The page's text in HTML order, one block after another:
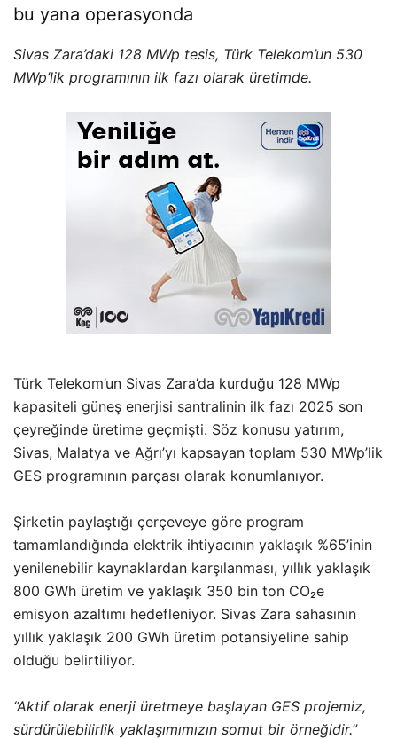
bu yana operasyonda
Sivas Zara’daki 128 MWp tesis, Türk Telekom’un 530
MWp’lik programının ilk fazı olarak üretimde.
Türk Telekom’un Sivas Zara’da kurduğu 128 MWp
kapasiteli güneş enerjisi santralinin ilk fazı 2025 son
çeyreğinde üretime geçmişti. Söz konusu yatırım,
Sivas, Malatya ve Ağrı’yı kapsayan toplam 530 MWp’lik
GES programının parçası olarak konumlanıyor.
Şirketin paylaştığı çerçeveye göre program
tamamlandığında elektrik ihtiyacının yaklaşık %65’inin
yenilenebilir kaynaklardan karşılanması, yıllık yaklaşık
800 GWh üretim ve yaklaşık 350 bin ton CO₂e
emisyon azaltımı hedefleniyor. Sivas Zara sahasının
yıllık yaklaşık 200 GWh üretim potansiyeline sahip
olduğu belirtiliyor.
“Aktif olarak enerji üretmeye başlayan GES projemiz,
sürdürülebilirlik yaklaşımımızın somut bir örneğidir.”